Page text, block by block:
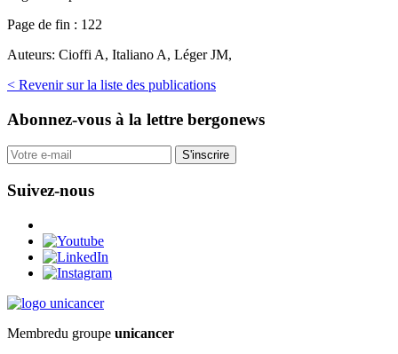
Page de fin : 122
Auteurs: Cioffi A, Italiano A, Léger JM,
< Revenir sur la liste des publications
Abonnez-vous à la lettre bergonews
S'inscrire
Suivez-nous
Membredu groupe unicancer